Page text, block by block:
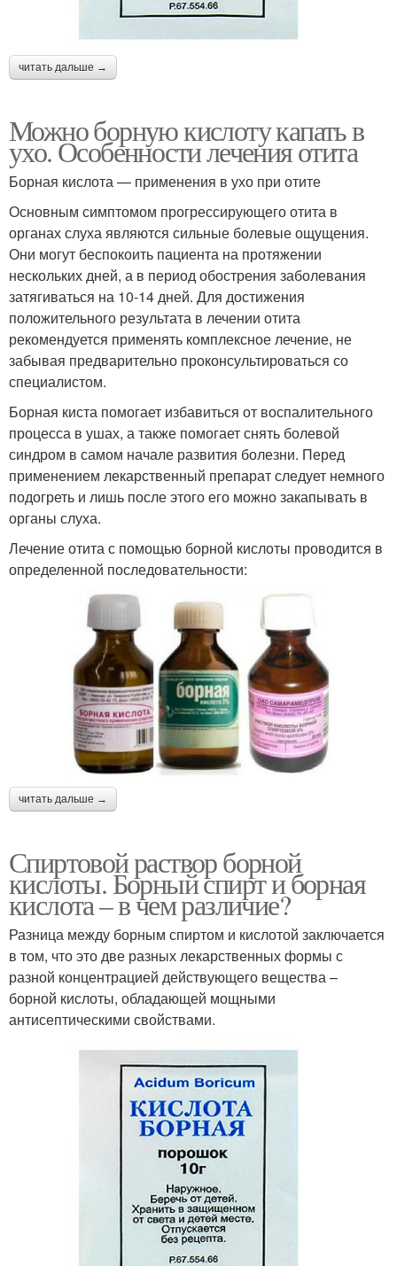
читать дальше →
Можно борную кислоту капать в
ухо. Особенности лечения отита
Борная кислота — применения в ухо при отите
Основным симптомом прогрессирующего отита в
органах слуха являются сильные болевые ощущения.
Они могут беспокоить пациента на протяжении
нескольких дней, а в период обострения заболевания
затягиваться на 10-14 дней. Для достижения
положительного результата в лечении отита
рекомендуется применять комплексное лечение, не
забывая предварительно проконсультироваться со
специалистом.
Борная киста помогает избавиться от воспалительного
процесса в ушах, а также помогает снять болевой
синдром в самом начале развития болезни. Перед
применением лекарственный препарат следует немного
подогреть и лишь после этого его можно закапывать в
органы слуха.
Лечение отита с помощью борной кислоты проводится в
определенной последовательности:
читать дальше →
Спиртовой раствор борной
кислоты. Борный спирт и борная
кислота – в чем различие?
Разница между борным спиртом и кислотой заключается
в том, что это две разных лекарственных формы с
разной концентрацией действующего вещества –
борной кислоты, обладающей мощными
антисептическими свойствами.